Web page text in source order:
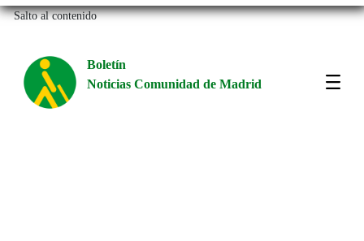
Salto al contenido
Boletín
Noticias Comunidad de Madrid